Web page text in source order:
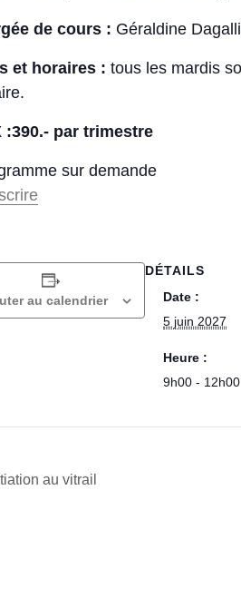
de cours : Géraldine
et horaires : tous les mardis
:390.- par trimestre
sur demande
au calendrier
DÉTAILS
Date :
5 juin 2027
Heure :
9h00 - 12h00
au vitrail